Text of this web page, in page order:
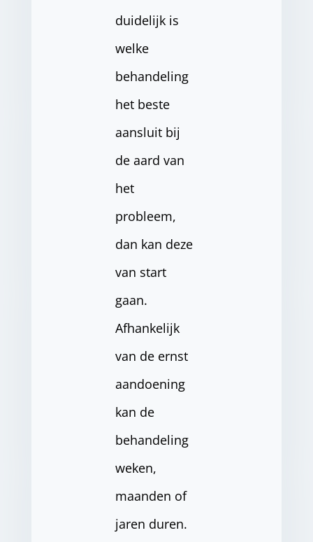
duidelijk is
welke
behandeling
het beste
aansluit bij
de aard van
het
probleem,
dan kan deze
van start
gaan.
Afhankelijk
van de ernst
aandoening
kan de
behandeling
weken,
maanden of
jaren duren.